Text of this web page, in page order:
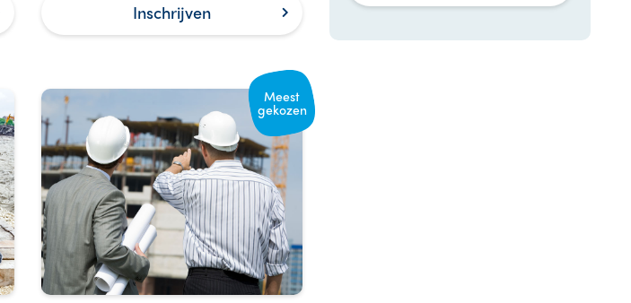
Inschrijven
Meest
gekozen